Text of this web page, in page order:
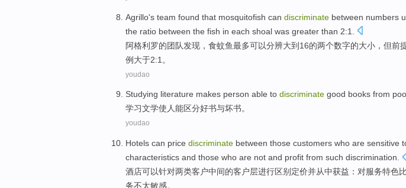
Agrillo's team found that mosquitofish can discriminate between numbers
the ratio between the fish in each shoal was greater than 2:1.
阿格利罗的团队发现 ，食蚊鱼最多可以分辨大到16的两个数字的大小， 但前
例大于2:1。
youdao
Studying literature makes person able to discriminate good books from
学习文学使人能区分好书与坏书。
youdao
Hotels can price discriminate between those customers who are sensitive
characteristics and those who are not and profit from such discrimination.
酒店可以针对两类客户中间的客户层进行区别 定价并从中获益： 对服务特色
务不太敏感。